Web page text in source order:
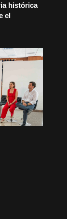
histórica
el